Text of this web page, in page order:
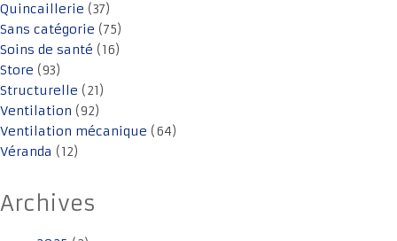
Quincaillerie (37)
Sans catégorie (75)
Soins de santé (16)
Store (93)
Structurelle (21)
Ventilation (92)
Ventilation mécanique (64)
Véranda (12)
Archives